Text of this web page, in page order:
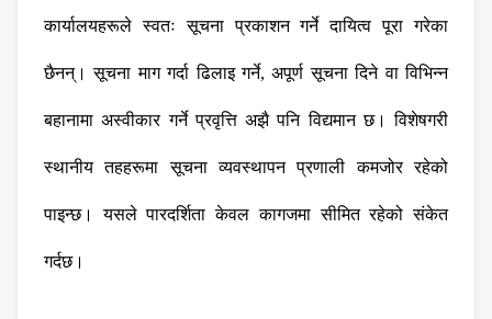
कार्यालयहरूले स्वतः सूचना प्रकाशन गर्ने दायित्व पूरा गरेका
छैनन्। सूचना माग गर्दा ढिलाइ गर्ने, अपूर्ण सूचना दिने वा विभिन्न
बहानामा अस्वीकार गर्ने प्रवृत्ति अझै पनि विद्यमान छ। विशेषगरी
स्थानीय तहहरूमा सूचना व्यवस्थापन प्रणाली कमजोर रहेको
पाइन्छ। यसले पारदर्शिता केवल कागजमा सीमित रहेको संकेत
गर्दछ।